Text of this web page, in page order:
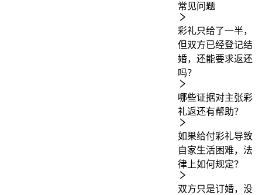
常见问题
彩礼只给了一半，
但双方已经登记结
婚，还能要求返还
吗？
哪些证据对主张彩
礼返还有帮助？
如果给付彩礼导致
自家生活困难，法
律上如何规定？
双方只是订婚，没